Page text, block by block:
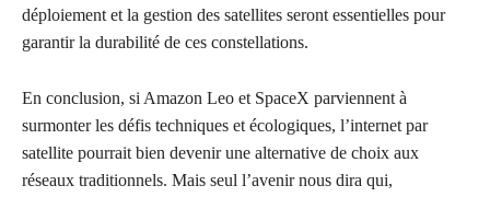
déploiement et la gestion des satellites seront essentielles pour
garantir la durabilité de ces constellations.
En conclusion, si Amazon Leo et SpaceX parviennent à
surmonter les défis techniques et écologiques, l’internet par
satellite pourrait bien devenir une alternative de choix aux
réseaux traditionnels. Mais seul l’avenir nous dira qui,